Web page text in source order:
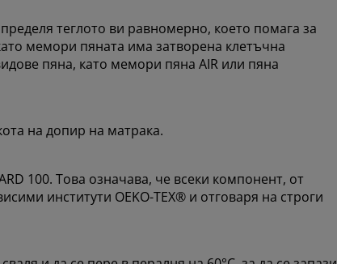
теглото ви равномерно, което помага за
мемори пяната има затворена клетъчна
пяна, като мемори пяна AIR или пяна
на допир на матрака.
100. Това означава, че всеки компонент, от
институти OEKO-TEX® и отговаря на строги